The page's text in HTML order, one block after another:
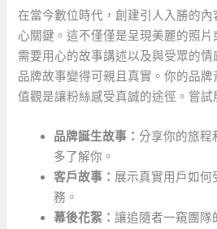
在當今數位時代，創建引人入勝的
心關鍵。這不僅僅是呈現美麗的照
需要用心的故事講述以及與受眾的
品牌故事變得可親且真實。你的品
值觀是讓粉絲感受真誠的途徑。嘗試
品牌誕生故事：分享你的旅程
多了解你。
客戶故事： 展示真實用戶如何
務。
幕後花絮：讓追隨者一窺團隊